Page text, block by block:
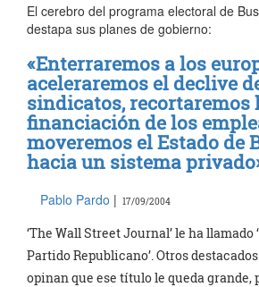
El cerebro del programa electoral de
destapa sus planes de gobierno:
«Enterraremos a los
aceleraremos el declive
sindicatos, recortaremos
financiación de los
moveremos el Estado de
hacia un sistema
Pablo Pardo | 17/09/2004
‘The Wall Street Journal’ le ha llamado
Partido Republicano’. Otros
opinan que ese título le queda grande,